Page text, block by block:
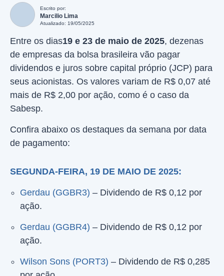
Escrito por:
Marcilio Lima
Atualizado: 19/05/2025
Entre os dias19 e 23 de maio de 2025, dezenas
de empresas da bolsa brasileira vão pagar
dividendos e juros sobre capital próprio (JCP) para
seus acionistas. Os valores variam de R$ 0,07 até
mais de R$ 2,00 por ação, como é o caso da
Sabesp.
Confira abaixo os destaques da semana por data
de pagamento:
SEGUNDA-FEIRA, 19 DE MAIO DE 2025:
Gerdau (GGBR3) – Dividendo de R$ 0,12 por
ação.
Gerdau (GGBR4) – Dividendo de R$ 0,12 por
ação.
Wilson Sons (PORT3) – Dividendo de R$ 0,285